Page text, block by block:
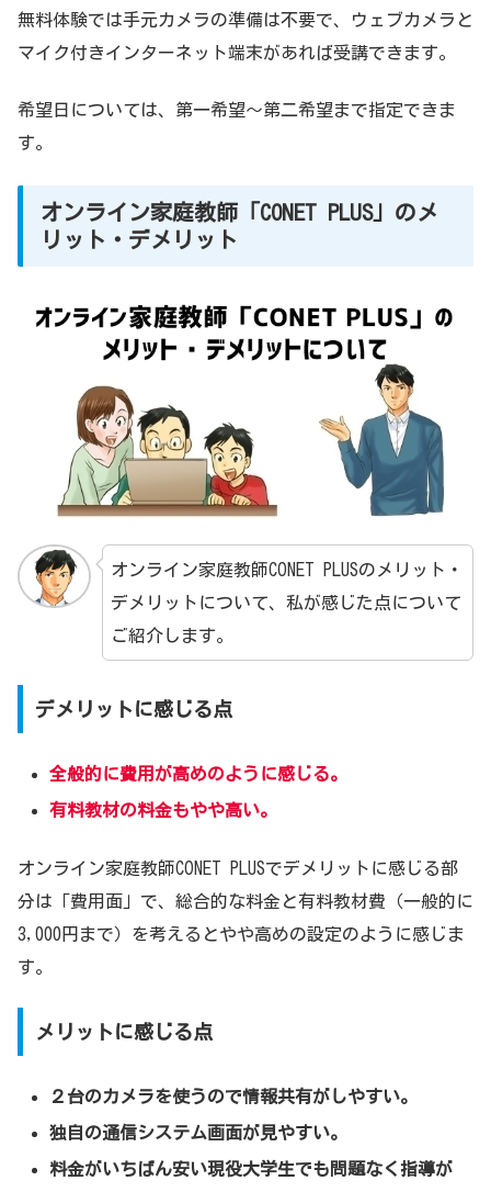
無料体験では手元カメラの準備は不要で、ウェブカメラと
マイク付きインターネット端末があれば受講できます。
希望日については、第一希望～第二希望まで指定できま
す。
オンライン家庭教師「CONET PLUS」のメ
リット・デメリット
オンライン家庭教師CONET PLUSのメリット・
デメリットについて、私が感じた点について
ご紹介します。
デメリットに感じる点
全般的に費用が高めのように感じる。
有料教材の料金もやや高い。
オンライン家庭教師CONET PLUSでデメリットに感じる部
分は「費用面」で、総合的な料金と有料教材費（一般的に
3,000円まで）を考えるとやや高めの設定のように感じま
す。
メリットに感じる点
２台のカメラを使うので情報共有がしやすい。
独自の通信システム画面が見やすい。
料金がいちばん安い現役大学生でも問題なく指導が